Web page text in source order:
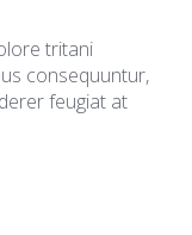
tritani
consequuntur,
feugiat at